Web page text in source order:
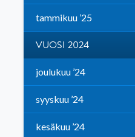
tammikuu ’25
VUOSI 2024
joulukuu ’24
syyskuu ’24
kesäkuu ’24